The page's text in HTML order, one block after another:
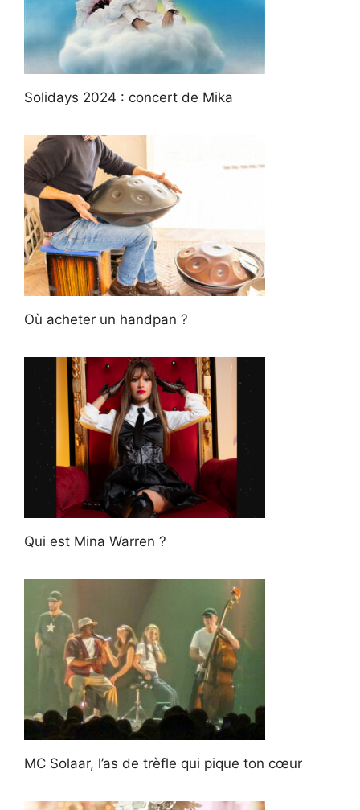
Solidays 2024 : concert de Mika
Où acheter un handpan ?
Qui est Mina Warren ?
MC Solaar, l’as de trèfle qui pique ton cœur